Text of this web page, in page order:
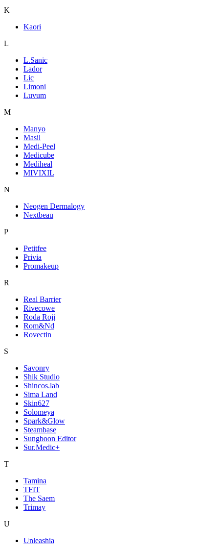
K
Kaori
L
L.Sanic
Lador
Lic
Limoni
Luvum
M
Manyo
Masil
Medi-Peel
Medicube
Mediheal
MIVIXIL
N
Neogen Dermalogy
Nextbeau
P
Petitfee
Privia
Promakeup
R
Real Barrier
Rivecowe
Roda Roji
Rom&Nd
Rovectin
S
Savonry
Shik Studio
Shincos.lab
Sima Land
Skin627
Solomeya
Spark&Glow
Steambase
Sungboon Editor
Sur.Medic+
T
Tamina
TFIT
The Saem
Trimay
U
Unleashia